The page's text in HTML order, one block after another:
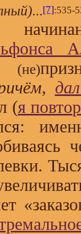
...[7]:535-
(не)
(я